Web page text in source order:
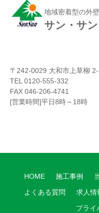
地域密着型の外
サン・サ
〒242-0029 大和市上草柳
TEL 0120-555-332
FAX 046-206-4741
[営業時間]平日8時～18時
HOME 施工事例
よくある質問 求人情
プライ